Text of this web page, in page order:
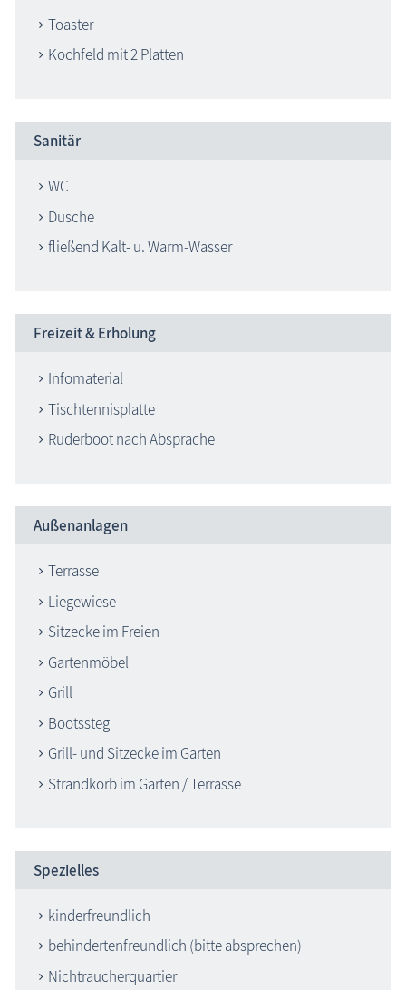
Toaster
Kochfeld mit 2 Platten
Sanitär
WC
Dusche
fließend Kalt- u. Warm-Wasser
Freizeit & Erholung
Infomaterial
Tischtennisplatte
Ruderboot nach Absprache
Außenanlagen
Terrasse
Liegewiese
Sitzecke im Freien
Gartenmöbel
Grill
Bootssteg
Grill- und Sitzecke im Garten
Strandkorb im Garten / Terrasse
Spezielles
kinderfreundlich
behindertenfreundlich (bitte absprechen)
Nichtraucherquartier